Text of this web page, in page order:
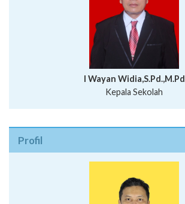
I Wayan Widia,S.Pd.,M.Pd
Kepala Sekolah
Profil